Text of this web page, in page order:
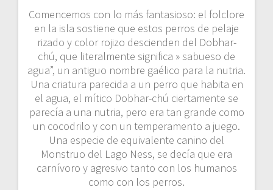
Comencemos con lo más fantasioso: el folclore
en la isla sostiene que estos perros de pelaje
rizado y color rojizo descienden del Dobhar-
chú, que literalmente significa » sabueso de
agua”, un antiguo nombre gaélico para la nutria.
Una criatura parecida a un perro que habita en
el agua, el mítico Dobhar-chú ciertamente se
parecía a una nutria, pero era tan grande como
un cocodrilo y con un temperamento a juego.
Una especie de equivalente canino del
Monstruo del Lago Ness, se decía que era
carnívoro y agresivo tanto con los humanos
como con los perros.